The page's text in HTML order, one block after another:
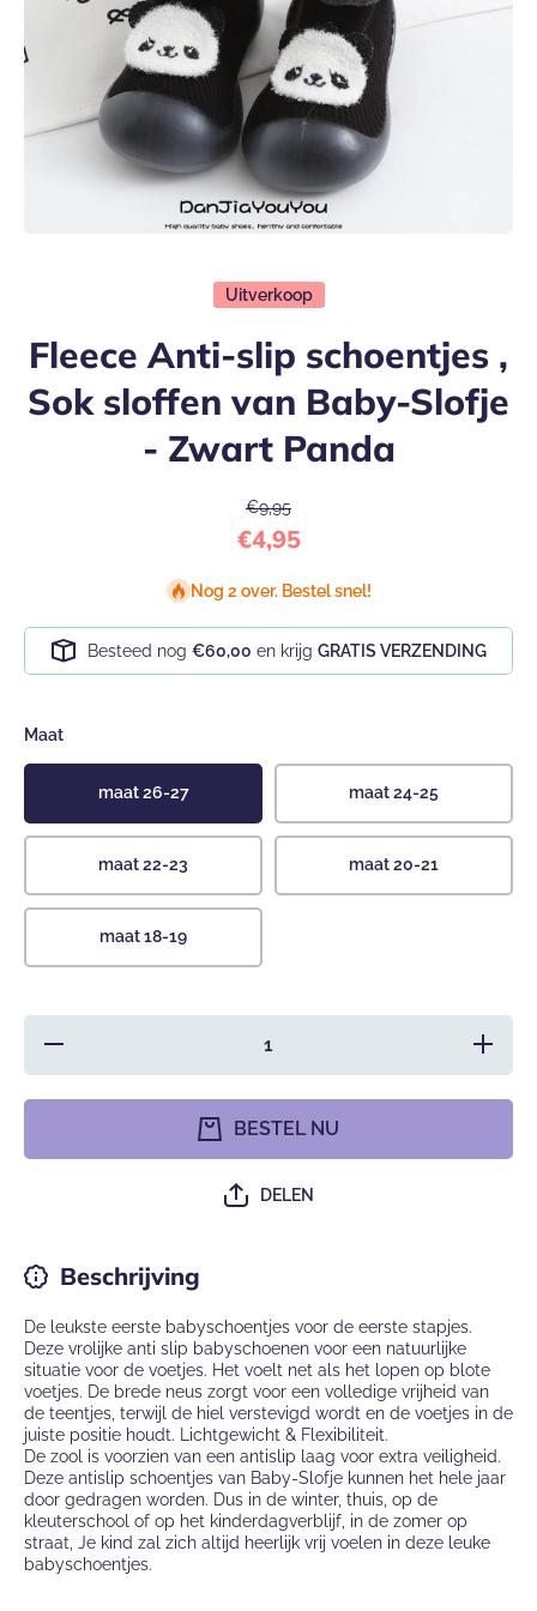
Uitverkoop
Fleece Anti-slip schoentjes ,
Sok sloffen van Baby-Slofje
- Zwart Panda
€9,95
€4,95
Nog 2 over. Bestel snel!
Besteed nog €60,00 en krijg GRATIS VERZENDING
Maat
maat 26-27 maat 24-25
maat 22-23 maat 20-21
maat 18-19
Hoeveelheid
voor Fleece
Verhoog
voor
BESTEL NU
DELEN
Beschrijving
De leukste eerste babyschoentjes voor de eerste stapjes.
Deze vrolijke anti slip babyschoenen voor een natuurlijke
situatie voor de voetjes. Het voelt net als het lopen op blote
voetjes. De brede neus zorgt voor een volledige vrijheid van
de teentjes, terwijl de hiel verstevigd wordt en de voetjes in de
juiste positie houdt. Lichtgewicht & Flexibiliteit.
De zool is voorzien van een antislip laag voor extra veiligheid.
Deze antislip schoentjes van Baby-Slofje kunnen het hele jaar
door gedragen worden. Dus in de winter, thuis, op de
kleuterschool of op het kinderdagverblijf, in de zomer op
straat, Je kind zal zich altijd heerlijk vrij voelen in deze leuke
babyschoentjes.